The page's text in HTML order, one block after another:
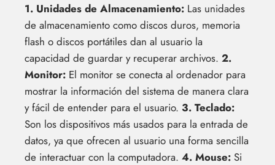
1. Unidades de Almacenamiento: Las unidades
de almacenamiento como discos duros, memoria
flash o discos portátiles dan al usuario la
capacidad de guardar y recuperar archivos. 2.
Monitor: El monitor se conecta al ordenador para
mostrar la información del sistema de manera clara
y fácil de entender para el usuario. 3. Teclado:
Son los dispositivos más usados para la entrada de
datos, ya que ofrecen al usuario una forma sencilla
de interactuar con la computadora. 4. Mouse: Si